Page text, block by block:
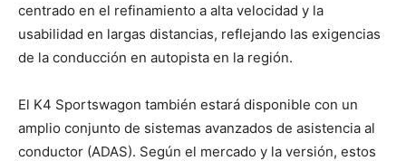
centrado en el refinamiento a alta velocidad y la
usabilidad en largas distancias, reflejando las exigencias
de la conducción en autopista en la región.
El K4 Sportswagon también estará disponible con un
amplio conjunto de sistemas avanzados de asistencia al
conductor (ADAS). Según el mercado y la versión, estos